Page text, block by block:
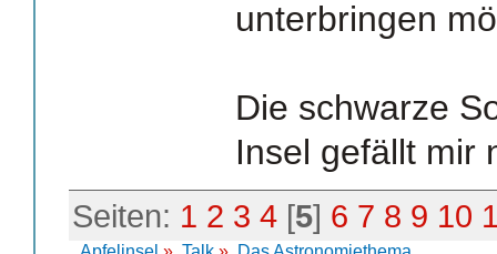
unterbringen
Die schwarze
Insel gefällt mir
Seiten: 1 2 3 4 [5] 6 7 8 9 10